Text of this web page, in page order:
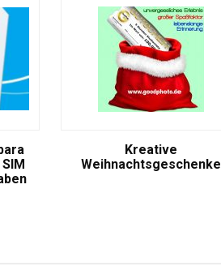
Kreative
Weihnachtsgeschenke